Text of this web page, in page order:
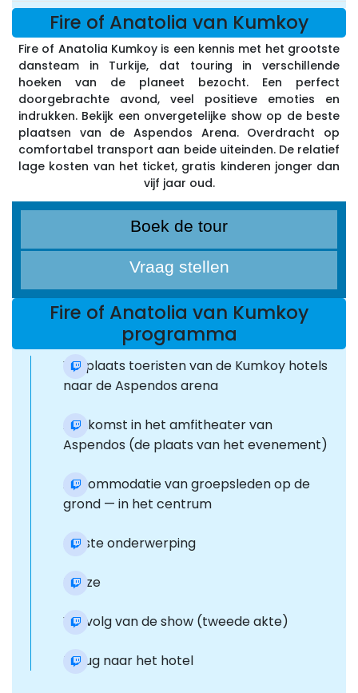
Fire of Anatolia van Kumkoy
Fire of Anatolia Kumkoy is een kennis met het grootste
dansteam in Turkije, dat touring in verschillende
hoeken van de planeet bezocht. Een perfect
doorgebrachte avond, veel positieve emoties en
indrukken. Bekijk een onvergetelijke show op de beste
plaatsen van de Aspendos Arena. Overdracht op
comfortabel transport aan beide uiteinden. De relatief
lage kosten van het ticket, gratis kinderen jonger dan
vijf jaar oud.
Boek de tour
Vraag stellen
Fire of Anatolia van Kumkoy
programma
Verplaats toeristen van de Kumkoy hotels
naar de Aspendos arena
Aankomst in het amfitheater van
Aspendos (de plaats van het evenement)
Accommodatie van groepsleden op de
grond — in het centrum
Eerste onderwerping
Pauze
Vervolg van de show (tweede akte)
Terug naar het hotel